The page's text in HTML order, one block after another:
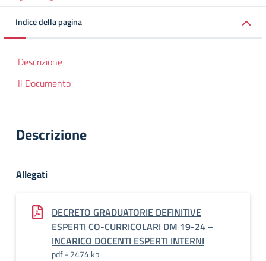
Indice della pagina
Descrizione
Il Documento
Descrizione
Allegati
DECRETO GRADUATORIE DEFINITIVE
ESPERTI CO-CURRICOLARI DM 19-24 –
INCARICO DOCENTI ESPERTI INTERNI
pdf - 2474 kb